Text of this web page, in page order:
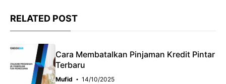
RELATED POST
Cara Membatalkan Pinjaman Kredit Pintar
Terbaru
Mufid 14/10/2025